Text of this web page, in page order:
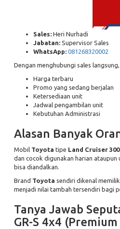
Sales:Heri Nurhadi
Jabatan:Supervisor Sales
WhatsApp: 081268320002
Dengan menghubungi sales
Harga terbaru
Promo yang sedang berjalan
Ketersediaan unit
Jadwal pengambilan unit
Kebutuhan Administrasi
Alasan Banyak
Mobil Toyota tipe Land Cruiser
dan cocok digunakan harian ataupun
bisa diandalkan.
Brand Toyota sendiri dikenal
menjadi nilai tambah tersendiri bagi
Tanya Jawab
GR-S 4x4